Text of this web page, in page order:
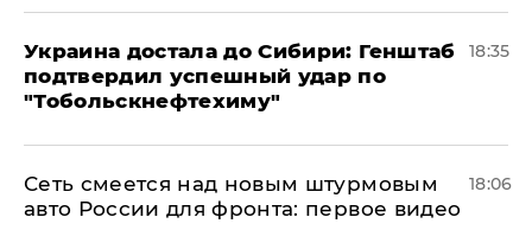
Украина достала до Сибири: Генштаб
подтвердил успешный удар по
"Тобольскнефтехиму"
18:35
Сеть смеется над новым штурмовым
авто России для фронта: первое видео
18:06